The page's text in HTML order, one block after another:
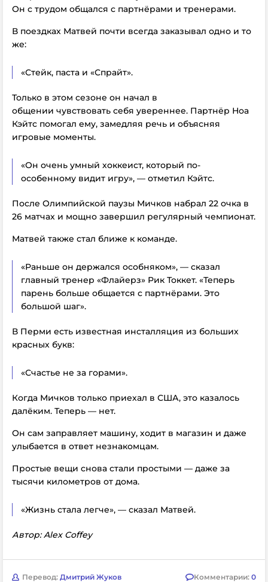
Он с трудом общался с партнёрами и тренерами.
В поездках Матвей почти всегда заказывал одно и то
же:
«Стейк, паста и «Спрайт».
Только в этом сезоне он начал в
общении чувствовать себя увереннее. Партнёр Ноа
Кэйтс помогал ему, замедляя речь и объясняя
игровые моменты.
«Он очень умный хоккеист, который по-
особенному видит игру», — отметил Кэйтс.
После Олимпийской паузы Мичков набрал 22 очка в
26 матчах и мощно завершил регулярный чемпионат.
Матвей также стал ближе к команде.
«Раньше он держался особняком», — сказал
главный тренер «Флайерз» Рик Токкет. «Теперь
парень больше общается с партнёрами. Это
большой шаг».
В Перми есть известная инсталляция из больших
красных букв:
«Счастье не за горами».
Когда Мичков только приехал в США, это казалось
далёким. Теперь — нет.
Он сам заправляет машину, ходит в магазин и даже
улыбается в ответ незнакомцам.
Простые вещи снова стали простыми — даже за
тысячи километров от дома.
«Жизнь стала легче», — сказал Матвей.
Автор: Alex Coffey
Перевод: Дмитрий Жуков Комментарии: 0